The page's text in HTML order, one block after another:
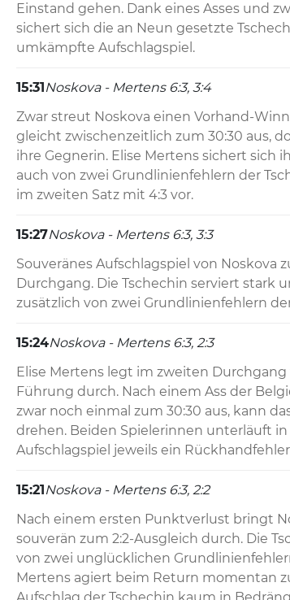
Einstand gehen. Dank eines Asses und
sichert sich die an Neun gesetzte
umkämpfte Aufschlagspiel.
15:31 Noskova - Mertens 6:3, 3:4
Zwar streut Noskova einen Vorhand-
gleicht zwischenzeitlich zum 30:30 aus,
ihre Gegnerin. Elise Mertens sichert sich
auch von zwei Grundlinienfehlern der
im zweiten Satz mit 4:3 vor.
15:27Noskova - Mertens 6:3, 3:3
Souveränes Aufschlagspiel von Noskova
Durchgang. Die Tschechin serviert stark
zusätzlich von zwei Grundlinienfehlern
15:24Noskova - Mertens 6:3, 2:3
Elise Mertens legt im zweiten
Führung durch. Nach einem Ass der
zwar noch einmal zum 30:30 aus, kann
drehen. Beiden Spielerinnen unterläuft
Aufschlagspiel jeweils ein
15:21 Noskova - Mertens 6:3, 2:2
Nach einem ersten Punktverlust bringt
souverän zum 2:2-Ausgleich durch. Die
von zwei unglücklichen
Mertens agiert beim Return momentan